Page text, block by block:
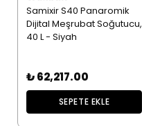
Samixir S40 Panaromik
Dijital Meşrubat Soğutucu,
40 L - Siyah
₺ 62,217.00
SEPETE EKLE